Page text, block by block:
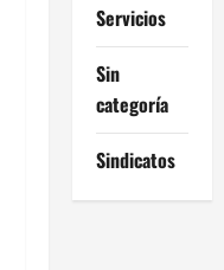
Servicios
Sin
categoría
Sindicatos